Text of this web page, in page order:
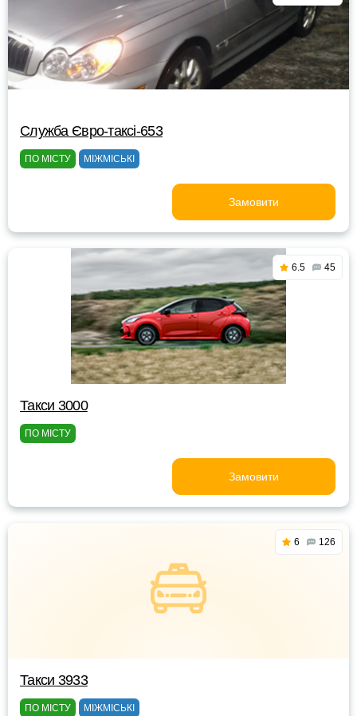
Служба Євро-таксі-653
ПО МІСТУ МІЖМІСЬКІ
Замовити
6.5 45
Такси 3000
ПО МІСТУ
Замовити
6 126
Такси 3933
ПО МІСТУ МІЖМІСЬКІ